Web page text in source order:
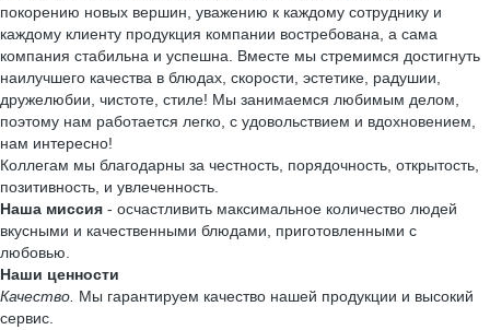
покорению новых вершин, уважению к каждому сотруднику и
каждому клиенту продукция компании востребована, а сама
компания стабильна и успешна. Вместе мы стремимся достигнуть
наилучшего качества в блюдах, скорости, эстетике, радушии,
дружелюбии, чистоте, стиле! Мы занимаемся любимым делом,
поэтому нам работается легко, с удовольствием и вдохновением,
нам интересно!
Коллегам мы благодарны за честность, порядочность, открытость,
позитивность, и увлеченность.
Наша миссия - осчастливить максимальное количество людей
вкусными и качественными блюдами, приготовленными с
любовью.
Наши ценности
Качество. Мы гарантируем качество нашей продукции и высокий
сервис.